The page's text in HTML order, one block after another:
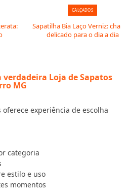
CALÇADOS
Sapatilha Bia Laço Verniz:
delicado para o dia a dia
Loja de Sapatos
MG
experiência de escolha
categoria
estilo e uso
momentos